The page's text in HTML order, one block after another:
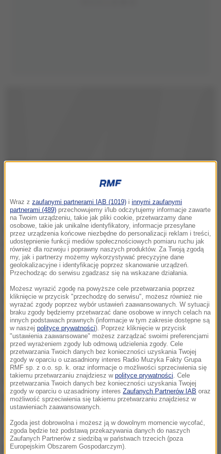
36-letni Nicholas Young został zatrzymany w wyniku
rocznego śledztwa. Wpadł podczas prowokacji.
Young chciał wysłać kody na karty podarunkowe o
wartości 245 dolarów do dżihadystów. Miała to być
zapłata za dostęp do aplikacji, dzięki której Państwo
Islamskie rekrutuje bojowników. Myślał, że osoba
kontaktująca się z nim jest związana z ISIS.
Tymczasem był to agent FBI działający pod
przykrywką.
Władze uspokajają, że nie ma żadnych dowodów na
to, by policja w Waszyngtonie została zinfiltrowana
przez dżihadystów. Nie ma też żadnego zagrożenia
dla metra.
Young pracował w policji od 2003 roku. Od 2010 roku
był monitorowany przez FBI.
Wraz z zaufanymi partnerami IAB (1019) i innymi zaufanymi
partnerami (489) przechowujemy i/lub odczytujemy informacje zawarte
na Twoim urządzeniu, takie jak pliki cookie, przetwarzamy dane
osobowe, takie jak unikalne identyfikatory, informacje przesyłane
przez urządzenia końcowe niezbędne do personalizacji reklam i treści,
udostępnienie funkcji mediów społecznościowych pomiaru ruchu jak
również dla rozwoju i poprawny naszych produktów. Za Twoją zgodą
my, jak i partnerzy możemy wykorzystywać precyzyjne dane
geolokalizacyjne i identyfikację poprzez skanowanie urządzeń.
Przechodząc do serwisu zgadzasz się na wskazane działania.
Możesz wyrazić zgodę na powyższe cele przetwarzania poprzez
kliknięcie w przycisk "przechodzę do serwisu", możesz również nie
wyrażać zgody poprzez wybór ustawień zaawansowanych. W sytuacji
braku zgody będziemy przetwarzać dane osobowe w innych celach na
innych podstawach prawnych (informacje w tym zakresie dostępne są
w naszej polityce prywatności). Poprzez kliknięcie w przycisk
"ustawienia zaawansowane" możesz zarządzać swoimi preferencjami
przed wyrażeniem zgody lub odmową udzielenia zgody. Cele
przetwarzania Twoich danych bez konieczności uzyskania Twojej
zgody w oparciu o uzasadniony interes Radio Muzyka Fakty Grupa
RMF sp. z o.o. sp. k. oraz informacje o możliwości sprzeciwienia się
takiemu przetwarzaniu znajdziesz w polityce prywatności . Cele
przetwarzania Twoich danych bez konieczności uzyskania Twojej
zgody w oparciu o uzasadniony interes Zaufanych Partnerów IAB oraz
możliwość sprzeciwienia się takiemu przetwarzaniu znajdziesz w
ustawieniach zaawansowanych.
Zgoda jest dobrowolna i możesz ją w dowolnym momencie wycofać,
zgoda będzie też podstawą przekazywania danych do naszych
Zaufanych Partnerów z siedzibą w państwach trzecich (poza
Europejskim Obszarem Gospodarczym).